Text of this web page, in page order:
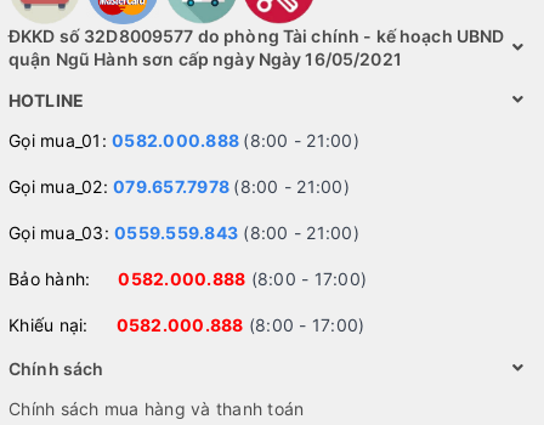
ĐKKD số 32D8009577 do phòng Tài chính - kế hoạch UBND
quận Ngũ Hành sơn cấp ngày Ngày 16/05/2021
HOTLINE
Gọi mua_01: 0582.000.888 (8:00 - 21:00)
Gọi mua_02: 079.657.7978 (8:00 - 21:00)
Gọi mua_03: 0559.559.843 (8:00 - 21:00)
Bảo hành:0582.000.888 (8:00 - 17:00)
Khiếu nại: 0582.000.888 (8:00 - 17:00)
Chính sách
Chính sách mua hàng và thanh toán